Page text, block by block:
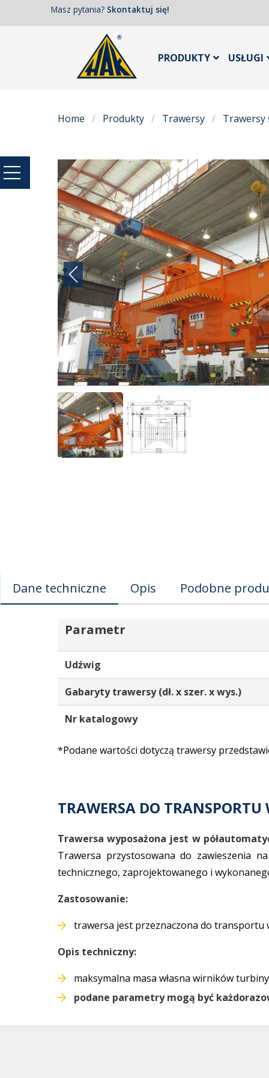
Masz pytania? Skontaktuj się!
PRODUKTY USŁUGI
Home Produkty Trawersy Trawersy
Dane techniczne Opis Podobne
Parametr
Udźwig
Gabaryty trawersy (dł. x szer. x wys.)
Nr katalogowy
*Podane wartości dotyczą trawersy
TRAWERSA DO
Trawersa wyposażona jest w
Trawersa przystosowana do zawieszenia
technicznego, zaprojektowanego i
Zastosowanie:
trawersa jest przeznaczona do transportu
Opis techniczny:
maksymalna masa własna wirników
podane parametry mogą być